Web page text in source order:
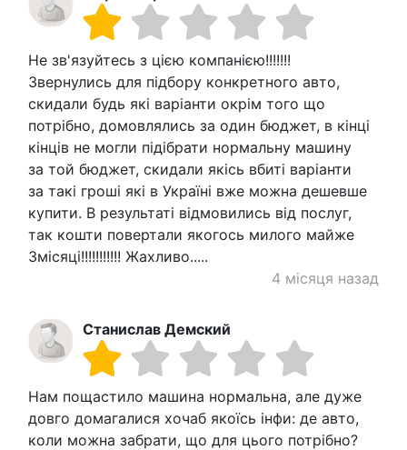
Не зв'язуйтесь з цією компанією!!!!!!!
Звернулись для підбору конкретного авто,
скидали будь які варіанти окрім того що
потрібно, домовлялись за один бюджет, в кінці
кінців не могли підібрати нормальну машину
за той бюджет, скидали якісь вбиті варіанти
за такі гроші які в Україні вже можна дешевше
купити. В результаті відмовились від послуг,
так кошти повертали якогось милого майже
3місяці!!!!!!!!!!! Жахливо.....
4 місяця назад
Станислав Демский
Нам пощастило машина нормальна, але дуже
довго домагалися хочаб якоїсь інфи: де авто,
коли можна забрати, що для цього потрібно?